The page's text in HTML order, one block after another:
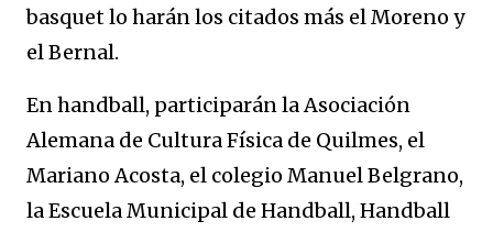
basquet lo harán los citados más el Moreno y
el Bernal.
En handball, participarán la Asociación
Alemana de Cultura Física de Quilmes, el
Mariano Acosta, el colegio Manuel Belgrano,
la Escuela Municipal de Handball, Handball